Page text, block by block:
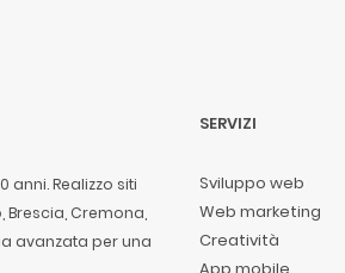
Realizzo siti
Cremona,
avanzata per una
SERVIZI
Sviluppo web
Web marketing
Creatività